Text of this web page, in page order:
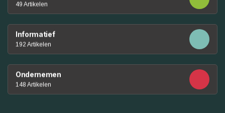
49 Artikelen
Informatief
192 Artikelen
Ondernemen
148 Artikelen